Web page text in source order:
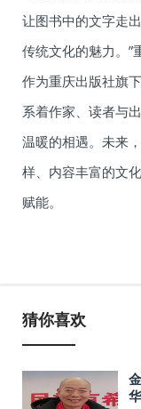
让图书中的文字走
传统文化的魅力。”
作为重庆出版社旗
系着作家、读者与
温暖的相遇。未来
样、内容丰富的文
赋能。
猜你喜欢